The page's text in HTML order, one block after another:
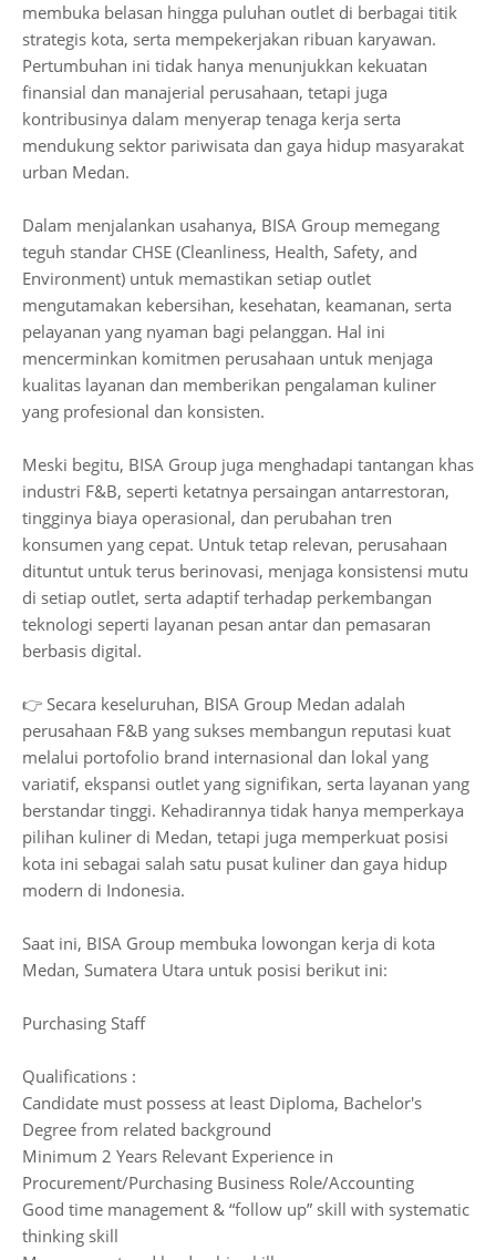
membuka belasan hingga puluhan outlet di berbagai titik
strategis kota, serta mempekerjakan ribuan karyawan.
Pertumbuhan ini tidak hanya menunjukkan kekuatan
finansial dan manajerial perusahaan, tetapi juga
kontribusinya dalam menyerap tenaga kerja serta
mendukung sektor pariwisata dan gaya hidup masyarakat
urban Medan.
Dalam menjalankan usahanya, BISA Group memegang
teguh standar CHSE (Cleanliness, Health, Safety, and
Environment) untuk memastikan setiap outlet
mengutamakan kebersihan, kesehatan, keamanan, serta
pelayanan yang nyaman bagi pelanggan. Hal ini
mencerminkan komitmen perusahaan untuk menjaga
kualitas layanan dan memberikan pengalaman kuliner
yang profesional dan konsisten.
Meski begitu, BISA Group juga menghadapi tantangan khas
industri F&B, seperti ketatnya persaingan antarrestoran,
tingginya biaya operasional, dan perubahan tren
konsumen yang cepat. Untuk tetap relevan, perusahaan
dituntut untuk terus berinovasi, menjaga konsistensi mutu
di setiap outlet, serta adaptif terhadap perkembangan
teknologi seperti layanan pesan antar dan pemasaran
berbasis digital.
👉 Secara keseluruhan, BISA Group Medan adalah
perusahaan F&B yang sukses membangun reputasi kuat
melalui portofolio brand internasional dan lokal yang
variatif, ekspansi outlet yang signifikan, serta layanan yang
berstandar tinggi. Kehadirannya tidak hanya memperkaya
pilihan kuliner di Medan, tetapi juga memperkuat posisi
kota ini sebagai salah satu pusat kuliner dan gaya hidup
modern di Indonesia.
Saat ini, BISA Group membuka lowongan kerja di kota
Medan, Sumatera Utara untuk posisi berikut ini:
Purchasing Staff
Qualifications :
Candidate must possess at least Diploma, Bachelor's
Degree from related background
Minimum 2 Years Relevant Experience in
Procurement/Purchasing Business Role/Accounting
Good time management & “follow up” skill with systematic
thinking skill